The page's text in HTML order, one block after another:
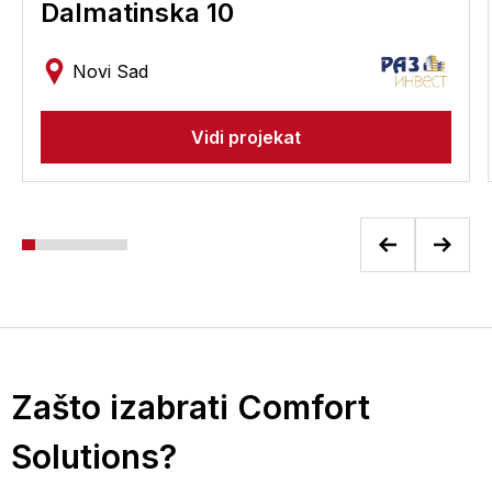
Dalmatinska 10
Novi Sad
Vidi projekat
Zašto izabrati Comfort
Solutions?